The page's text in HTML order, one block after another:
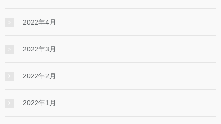
2022年4月
2022年3月
2022年2月
2022年1月